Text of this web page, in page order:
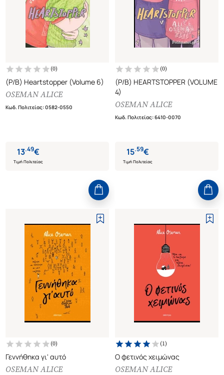
(0)
(P/B) Heartstopper (Volume 6)
OSEMAN ALICE
Κωδ. Πολιτείας:0582-0550
13.49€
Τιμή Πολιτείας
(0)
(P/B) HEARTSTOPPER (VOLUME
4)
OSEMAN ALICE
Κωδ. Πολιτείας:6410-0070
15.59€
Τιμή Πολιτείας
(0)
Γεννήθηκα γι' αυτό
OSEMAN ALICE
(1)
Ο φετινός χειμώνας
OSEMAN ALICE